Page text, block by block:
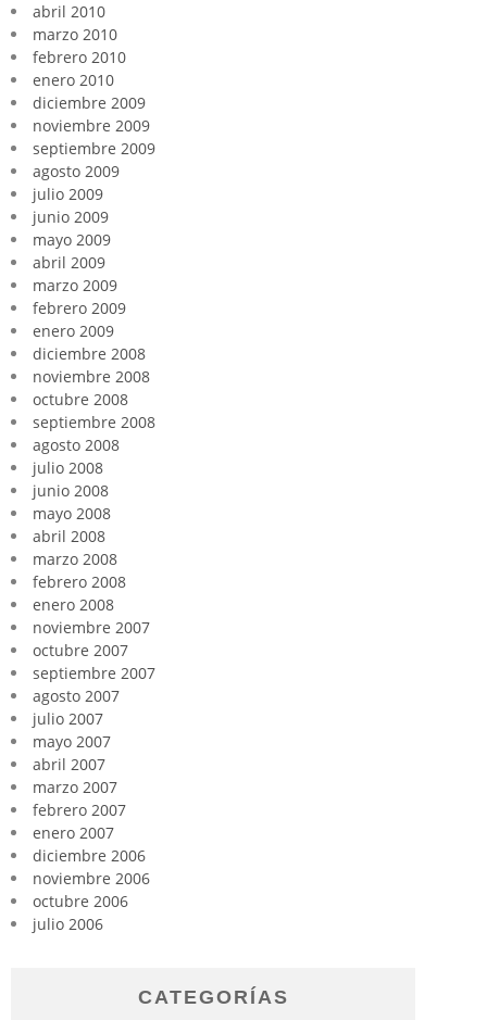
abril 2010
marzo 2010
febrero 2010
enero 2010
diciembre 2009
noviembre 2009
septiembre 2009
agosto 2009
julio 2009
junio 2009
mayo 2009
abril 2009
marzo 2009
febrero 2009
enero 2009
diciembre 2008
noviembre 2008
octubre 2008
septiembre 2008
agosto 2008
julio 2008
junio 2008
mayo 2008
abril 2008
marzo 2008
febrero 2008
enero 2008
noviembre 2007
octubre 2007
septiembre 2007
agosto 2007
julio 2007
mayo 2007
abril 2007
marzo 2007
febrero 2007
enero 2007
diciembre 2006
noviembre 2006
octubre 2006
julio 2006
CATEGORÍAS